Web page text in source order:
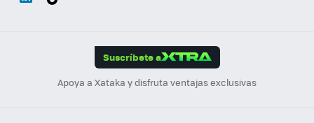
Suscríbete a
Apoya a Xataka y disfruta ventajas exclusivas